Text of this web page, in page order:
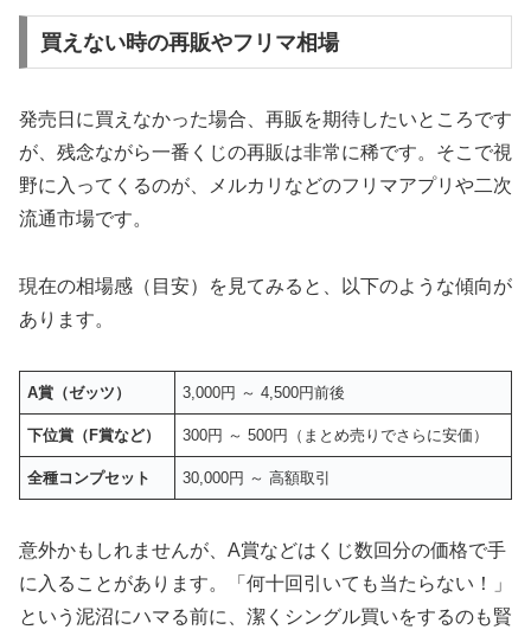
買えない時の再販やフリマ相場
発売日に買えなかった場合、再販を期待したいところです
が、残念ながら一番くじの再販は非常に稀です。そこで視
野に入ってくるのが、メルカリなどのフリマアプリや二次
流通市場です。
現在の相場感（目安）を見てみると、以下のような傾向が
あります。
A賞（ゼッツ） 3,000円 ～ 4,500円前後
下位賞（F賞など） 300円 ～ 500円（まとめ売りでさらに安価）
全種コンプセット 30,000円 ～ 高額取引
意外かもしれませんが、A賞などは くじ数回分の価格で手
に入ることがあります。「何十回引いても当たらない！」
という泥沼にハマる前に、潔くシングル買いをするのも賢